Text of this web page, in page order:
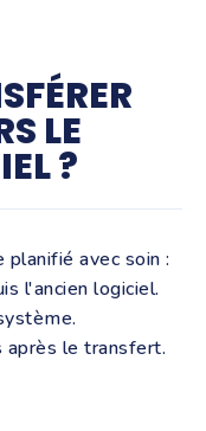
LE
?
avec soin :
l'ancien logiciel.
après le transfert.